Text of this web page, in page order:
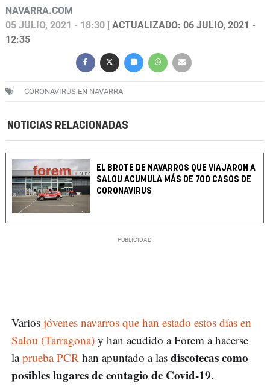
NAVARRA.COM
05 JULIO, 2021 - 18:30 | ACTUALIZADO: 06 JULIO, 2021 -
12:35
CORONAVIRUS EN NAVARRA
NOTICIAS RELACIONADAS
EL BROTE DE NAVARROS QUE VIAJARON A
SALOU ACUMULA MÁS DE 700 CASOS DE
CORONAVIRUS
Varios jóvenes navarros que han estado estos días en
Salou (Tarragona) y han acudido a Forem a hacerse
laprueba PCR han apuntado a las discotecas como
posibles lugares de contagio de Covid-19.